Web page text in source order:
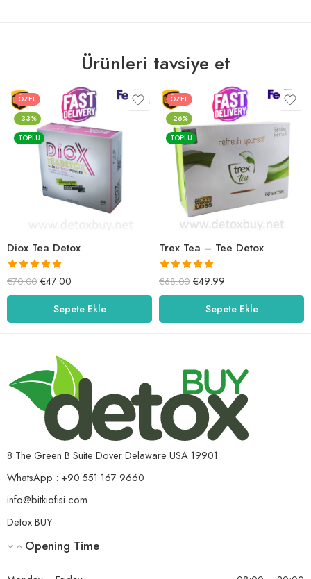
Ürünleri tavsiye et
ÖZEL
-33%
TOPLU
Diox Tea Detox
5 üzerinden
5.00oy aldı
€70.00 €47.00
Sepete Ekle
ÖZEL
-26%
TOPLU
Trex Tea – Tee Detox
5 üzerinden
5.00oy aldı
€68.00 €49.99
Sepete Ekle
8 The Green B Suite Dover Delaware USA 19901
WhatsApp : +90 551 167 9660
info@bitkiofisi.com
Detox BUY
Opening Time